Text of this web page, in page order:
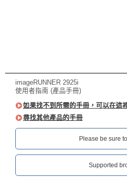
imageRUNNER 2925i
使用者指南 (產品手冊)
如果找不到所需的手冊，可以在這
尋找其他產品的手冊
Please be sure
Supported